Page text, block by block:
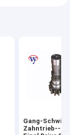
Gang-
Zahntrieb--